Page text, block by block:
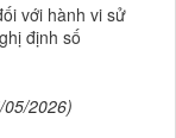
với hành vi sử
định số
05/2026)